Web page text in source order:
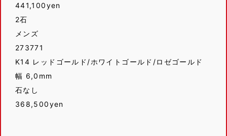
441,100yen
2石
メンズ
273771
K14 レッドゴールド/ホワイトゴールド/ロゼゴールド
幅 6,0mm
石なし
368,500yen